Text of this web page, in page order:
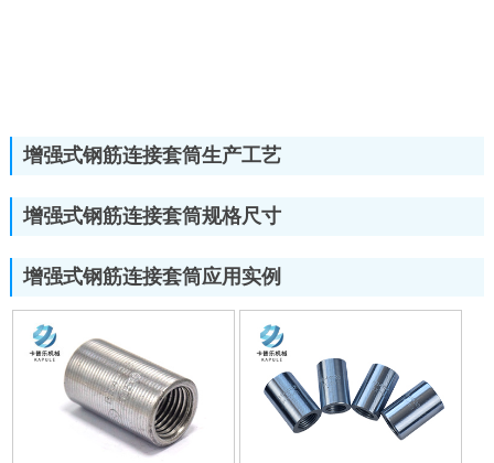
增强式钢筋连接套筒生产工艺
增强式钢筋连接套筒规格尺寸
增强式钢筋连接套筒应用实例